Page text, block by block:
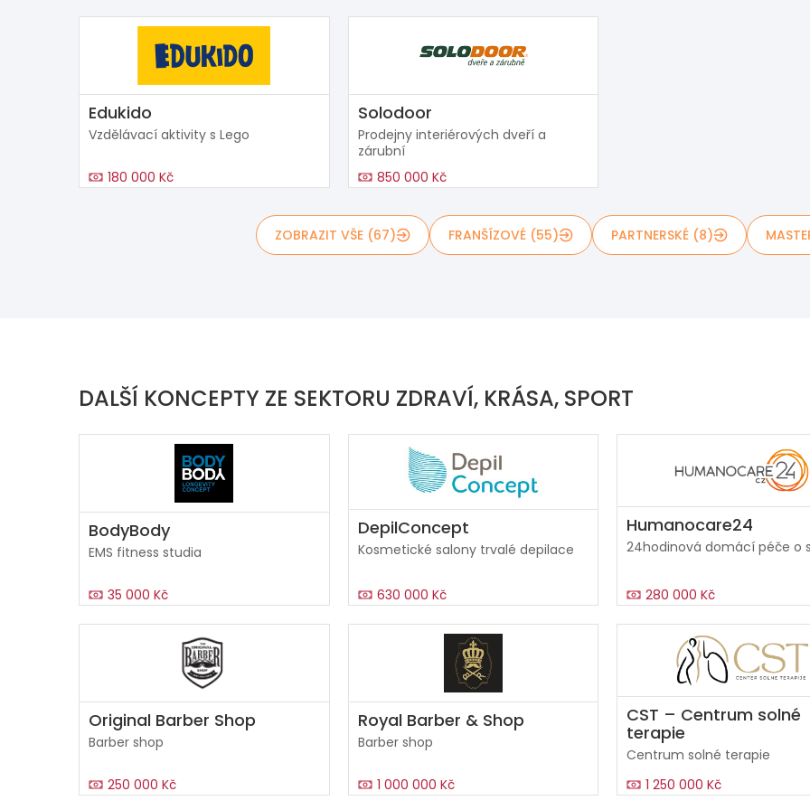
Edukido
Vzdělávací aktivity s Lego
180 000 Kč
Solodoor
Prodejny interiérových dveří a
zárubní
850 000 Kč
ZOBRAZIT VŠE (67) FRANŠÍZOVÉ (55) PARTNERSKÉ (8)
DALŠÍ KONCEPTY ZE SEKTORU ZDRAVÍ, KRÁSA, SPORT
BodyBody
EMS fitness studia
35 000 Kč
DepilConcept
Kosmetické salony trvalé depilace
630 000 Kč
Humanocare24
24hodinová domácí péče o
280 000 Kč
Original Barber Shop
Barber shop
250 000 Kč
Royal Barber & Shop
Barber shop
1 000 000 Kč
CST – Centrum solné
terapie
Centrum solné terapie
1 250 000 Kč